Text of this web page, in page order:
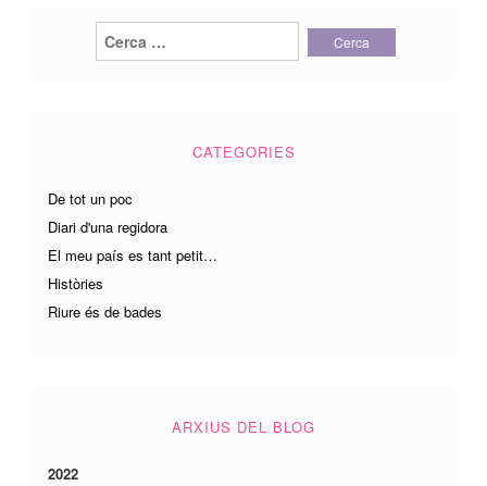
Cerca:
CATEGORIES
De tot un poc
Diari d'una regidora
El meu país es tant petit…
Històries
Riure és de bades
ARXIUS DEL BLOG
2022